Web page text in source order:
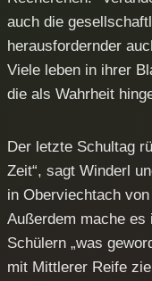
auch die
herausfordernder
Viele leben in ihrer
die als Wahrheit
Der letzte Schultag
Zeit“, sagt Winderl
in Oberviechtach
Außerdem mache es
Schülern „was
mit Mittlerer Reife